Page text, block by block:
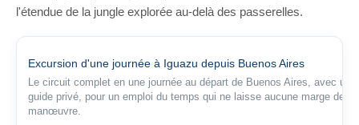
l'étendue de la jungle explorée au-delà des passerelles.
Excursion d'une journée à Iguazu depuis Buenos Aires
Le circuit complet en une journée au départ de Buenos Aires, avec un
guide privé, pour un emploi du temps qui ne laisse aucune marge de
manœuvre.